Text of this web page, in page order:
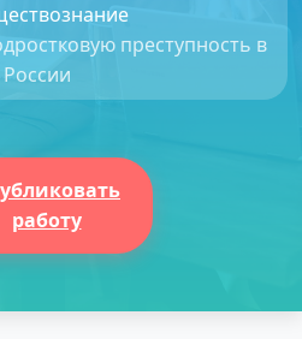
преступность в
России
работу